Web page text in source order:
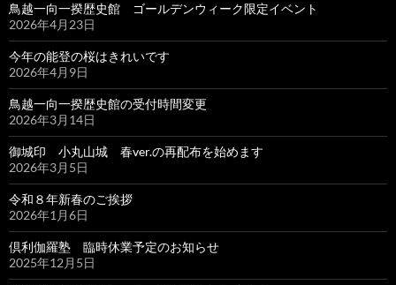
鳥越一向一揆歴史館 ゴールデンウィーク限定イベント
2026年4月23日
今年の能登の桜はきれいです
2026年4月9日
鳥越一向一揆歴史館の受付時間変更
2026年3月14日
御城印 小丸山城 春ver.の再配布を始めます
2026年3月5日
令和８年新春のご挨拶
2026年1月6日
倶利伽羅塾 臨時休業予定のお知らせ
2025年12月5日